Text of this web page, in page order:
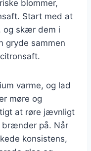
blommer,
Start med at
og skær dem i
gryde sammen
varme, og lad
møre og
at røre jævnligt
brænder på. Når
konsistens,